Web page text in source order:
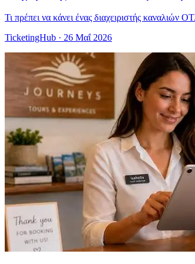
Τι πρέπει να κάνει ένας διαχειριστής καναλιών
TicketingHub · 26 Μαΐ 2026